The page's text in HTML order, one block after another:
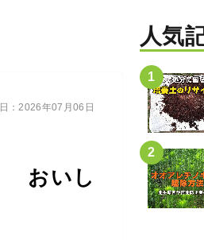
おいし
：2026年07月06日
人気